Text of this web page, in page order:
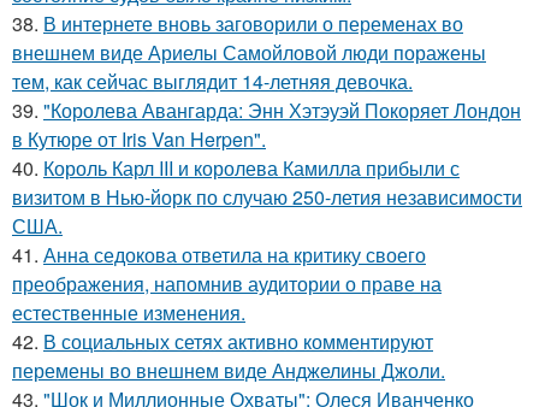
38. В интернете вновь заговорили о переменах во
внешнем виде Ариелы Самойловой люди поражены
тем, как сейчас выглядит 14-летняя девочка.
39. "Королева Авангарда: Энн Хэтэуэй Покоряет Лондон
в Кутюре от Iris Van Herpen".
40. Король Карл III и королева Камилла прибыли с
визитом в Нью-йорк по случаю 250-летия независимости
США.
41. Анна седокова ответила на критику своего
преображения, напомнив аудитории о праве на
естественные изменения.
42. В социальных сетях активно комментируют
перемены во внешнем виде Анджелины Джоли.
43. "Шок и Миллионные Охваты": Олеся Иванченко